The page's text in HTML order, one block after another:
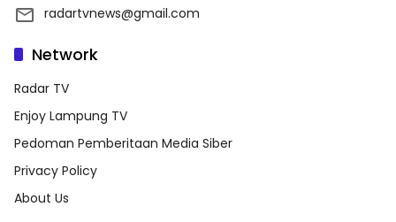
radartvnews@gmail.com
Network
Radar TV
Enjoy Lampung TV
Pedoman Pemberitaan Media Siber
Privacy Policy
About Us